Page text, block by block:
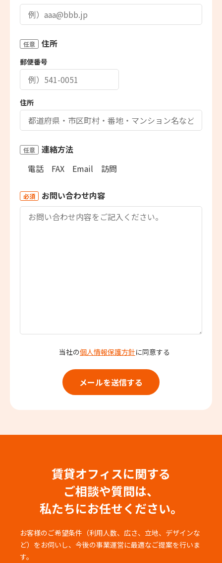
任意 住所
郵便番号
住所
任意
連絡方法
電話
FAX Email 訪問
必須 お問い合わせ内容
当社の個人情報保護方針に同意する
賃貸オフィスに関する
ご相談や質問は、
私たちにお任せください。
お客様のご希望条件（利用人数、広さ、立地、デザインな
ど）をお伺いし、 今後の事業運営に最適なご提案を行いま
す。